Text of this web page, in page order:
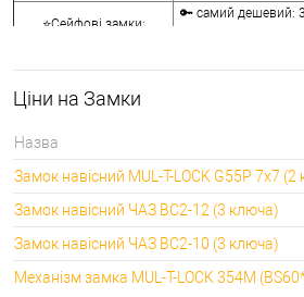
⭐Сейфові замки:
🔑 самий дешевий:
🔐Кодові замки:
⭐Протипожежна
🔐Замки для ролетів:
🔑 самий дешевий:
Ціни на Замки
Назва
Замок навісний MUL-T-LOCK G55P 7x7
Замок навісний ЧАЗ ВС2-12 (3 ключа)
Замок навісний ЧАЗ ВС2-10 (3 ключа)
Механізм замка MUL-T-LOCK 354M